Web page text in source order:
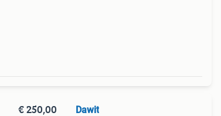
€ 250,00 Dawit